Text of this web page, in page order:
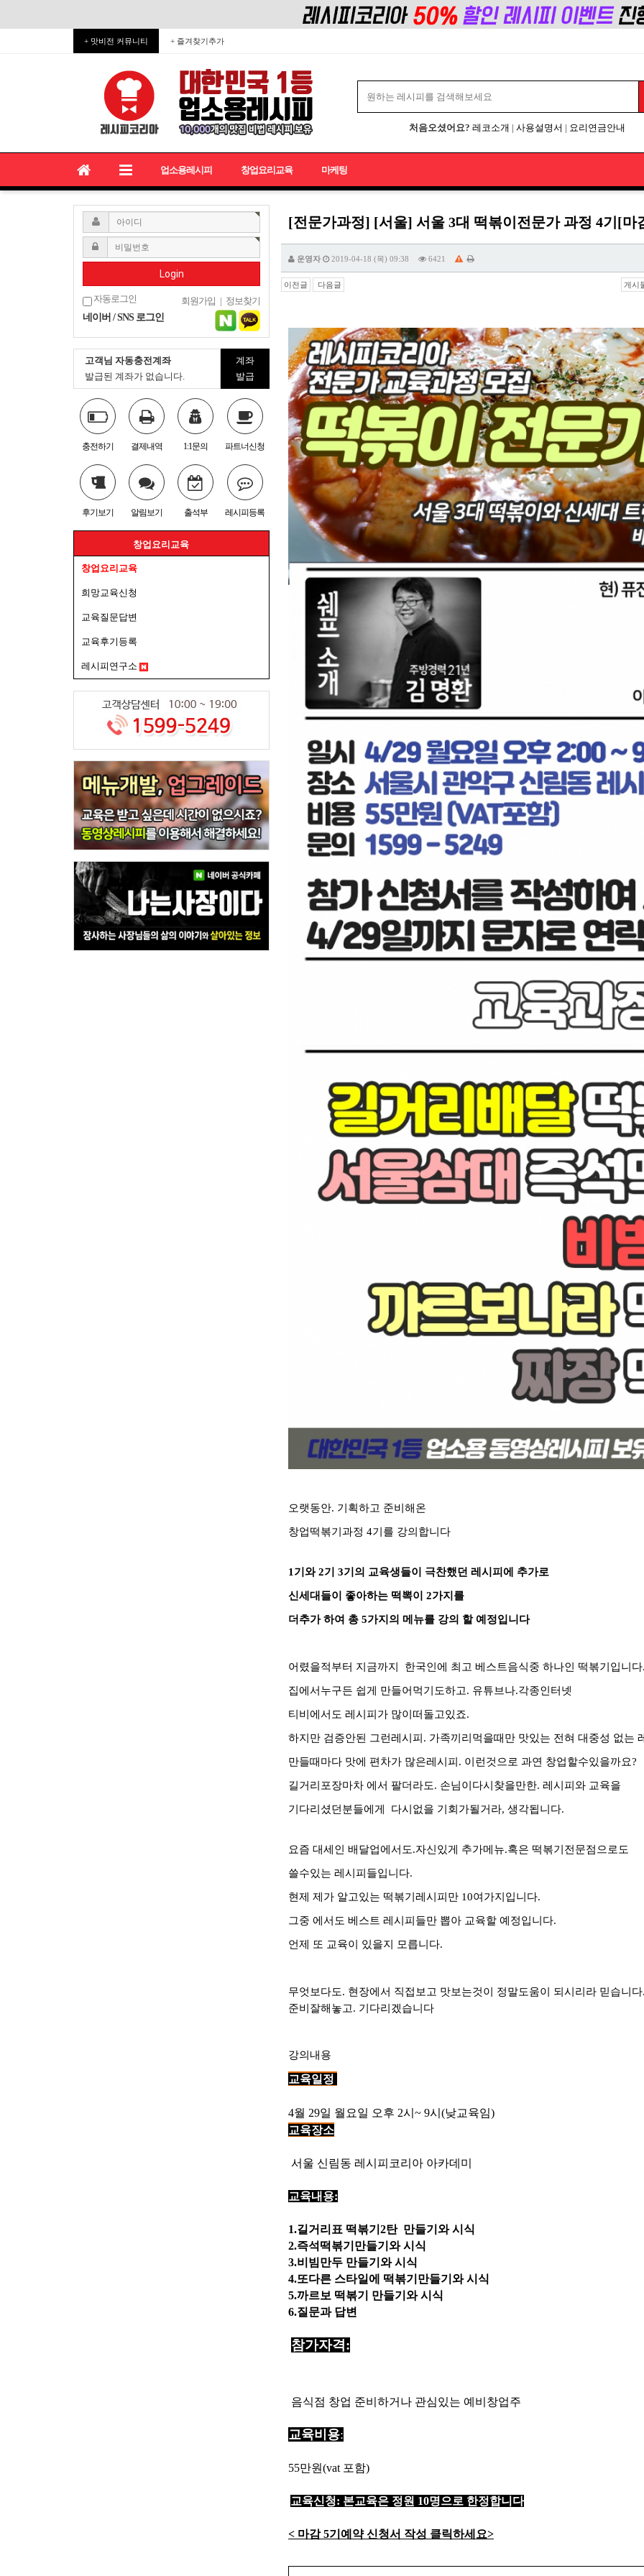
+ 맛비전 커뮤니티 + 즐겨찾기추가
처음오셨어요? 레코소개 | 사용설명서 | 요리연금안내
업소용레시피 창업요리교육 마케팅
Login
자동로그인 회원가입 | 정보찾기
네이버 / SNS 로그인
고객님 자동충전계좌
발급된 계좌가 없습니다.
계좌
발급
충전하기 결제내역 1:1문의 파트너신청
후기보기 알림보기 출석부 레시피등록
창업요리교육
창업요리교육
희망교육신청
교육질문답변
교육후기등록
레시피연구소
[전문가과정] [서울] 서울 3대 떡볶이전문가 과정 4기[마
운영자 2019-04-18 (목) 09:38 6421
이전글 다음글 게시
오랫동안. 기획하고 준비해온
창업떡볶기과정 4기를 강의합니다
1기와 2기 3기의 교육생들이 극찬했던 레시피에 추가로​
신세대들이 좋아하는 떡뽁이 2가지를
더추가 하여 총 5가지의 메뉴를 강의 할 예정입니다
어렸을적부터 지금까지 한국인에 최고 베스트음식중 하나인 떡볶기입니다.
집에서누구든 쉽게 만들어먹기도하고. 유튜브나.각종인터넷
티비에서도 레시피가 많이떠돌고있죠.
하지만 검증안된 그런레시피. 가족끼리먹을때만 맛있는 전혀 대중성 없는
만들때마다 맛에 편차가 많은레시피. 이런것으로 과연 창업할수있을까요?
길거리포장마차 에서 팔더라도. 손님이다시찾을만한. 레시피와 교육을
기다리셨던분들에게 다시없을 기회가될거라, 생각됩니다.
요즘 대세인 배달업에서도.자신있게 추가메뉴.혹은 떡볶기전문점으로도
쓸수있는 레시피들입니다.
현제 제가 알고있는 떡볶기레시피만 10여가지입니다.
그중 에서도 베스트 레시피들만 뽑아 교육할 예정입니다.
언제 또 교육이 있을지 모릅니다.
무엇보다도. 현장에서 직접보고 맛보는것이 정말도움이 되시리라 믿습니다.
준비잘해놓고. 기다리겠습니다
강의내용
교육일정
4월 29일 월요일 오후 2시~ 9시(낮교육임)
교육장소
서울 신림동 레시피코리아 아카데미
교육내용:
1.길거리표 떡볶기2탄 만들기와 시식
2.즉석떡볶기만들기와 시식
3.비빔만두 만들기와 시식
4.또다른 스타일에 떡볶기만들기와 시식
5.까르보 떡볶기 만들기와 시식
6.질문과 답변
참가자격:
음식점 창업 준비하거나 관심있는 예비창업주
교육비용:
55만원(vat 포함)
교육신청: 본교육은 정원 10명으로 한정합니다
< 마감 5기예약 신청서 작성 클릭하세요>